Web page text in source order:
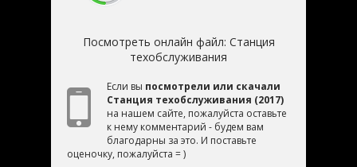
Посмотреть онлайн файл: Станция
техобслуживания
Если вы посмотрели или скачали
Станция техобслуживания (2017)
на нашем сайте, пожалуйста оставьте
к нему комментарий - будем вам
благодарны за это. И поставьте
оценочку, пожалуйста = )